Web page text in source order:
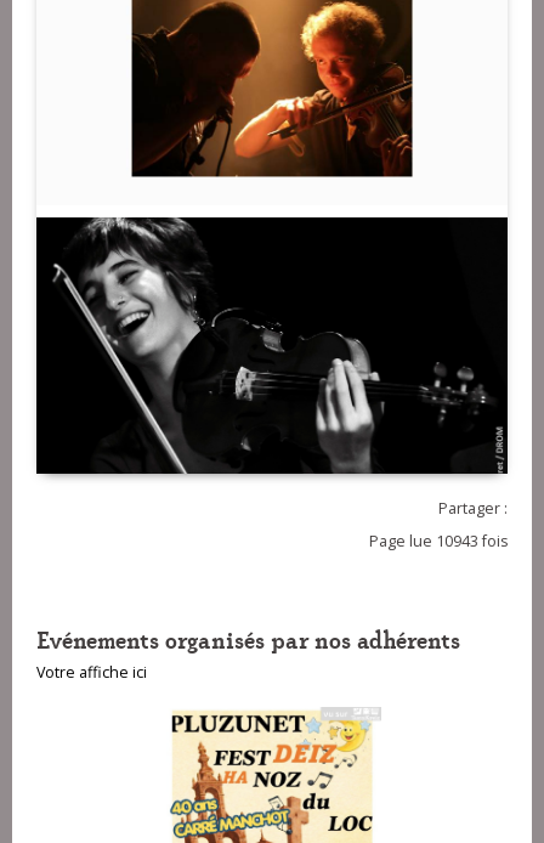
Partager :
Page lue 10943 fois
Evénements organisés par nos adhérents
Votre affiche ici